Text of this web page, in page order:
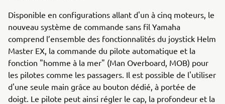
Disponible en configurations allant d'un à cinq moteurs, le
nouveau système de commande sans fil Yamaha
comprend l’ensemble des fonctionnalités du joystick Helm
Master EX, la commande du pilote automatique et la
fonction "homme à la mer" (Man Overboard, MOB) pour
les pilotes comme les passagers. Il est possible de l'utiliser
d'une seule main grâce au bouton dédié, à portée de
doigt. Le pilote peut ainsi régler le cap, la profondeur et la